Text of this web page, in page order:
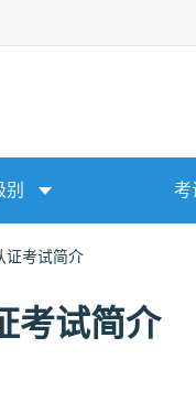
别 考
证考试简介
考试简介